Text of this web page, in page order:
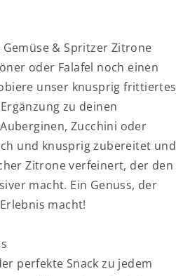
& Spritzer Zitrone
oder Falafel noch einen
unser knusprig frittiertes
zu deinen
Zucchini oder
und knusprig zubereitet und
Zitrone verfeinert, der den
macht. Ein Genuss, der
macht!
perfekte Snack zu jedem